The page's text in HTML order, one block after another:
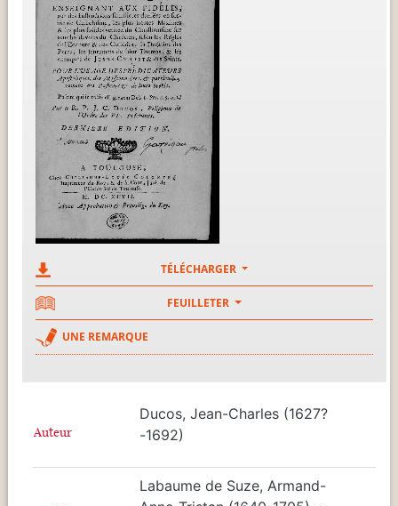
TÉLÉCHARGER
FEUILLETER
UNE REMARQUE
Auteur
Ducos, Jean-Charles (1627?
-1692)
Labaume de Suze, Armand-